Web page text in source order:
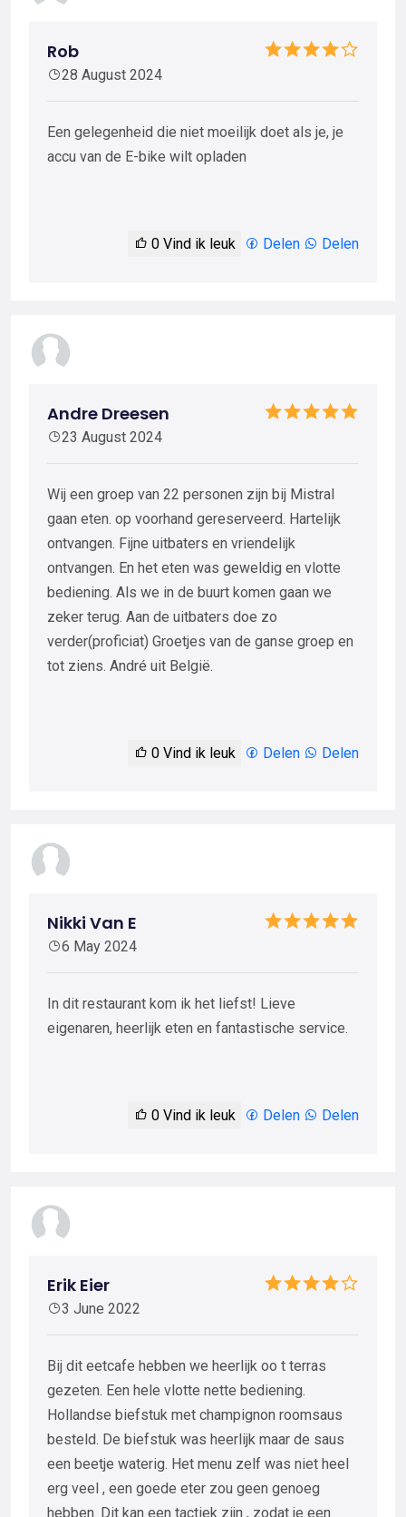
Rob
28 August 2024
Een gelegenheid die niet moeilijk doet als je, je
accu van de E-bike wilt opladen
0 Vind ik leuk Delen Delen
Andre Dreesen
23 August 2024
Wij een groep van 22 personen zijn bij Mistral
gaan eten. op voorhand gereserveerd. Hartelijk
ontvangen. Fijne uitbaters en vriendelijk
ontvangen. En het eten was geweldig en vlotte
bediening. Als we in de buurt komen gaan we
zeker terug. Aan de uitbaters doe zo
verder(proficiat) Groetjes van de ganse groep en
tot ziens. André uit België.
0 Vind ik leuk Delen Delen
Nikki Van E
6 May 2024
In dit restaurant kom ik het liefst! Lieve
eigenaren, heerlijk eten en fantastische service.
0 Vind ik leuk Delen Delen
Erik Eier
3 June 2022
Bij dit eetcafe hebben we heerlijk oo t terras
gezeten. Een hele vlotte nette bediening.
Hollandse biefstuk met champignon roomsaus
besteld. De biefstuk was heerlijk maar de saus
een beetje waterig. Het menu zelf was niet heel
erg veel , een goede eter zou geen genoeg
hebben. Dit kan een tactiek zijn , zodat je een